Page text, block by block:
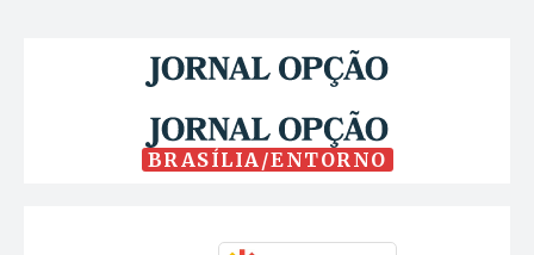
BRASÍLIA/ENTORNO